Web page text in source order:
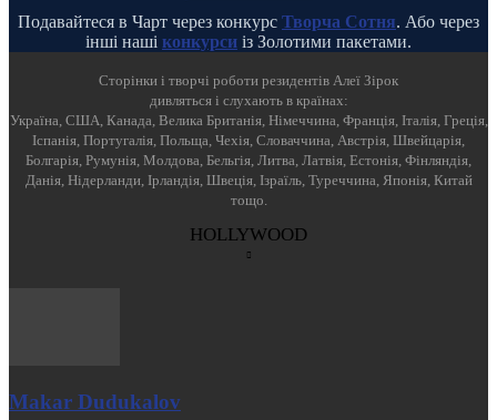
Подавайтеся в Чарт через конкурс Творча Сотня. Або через
інші наші конкурси із Золотими пакетами.
Cторінки і творчі роботи резидентів Алеї Зірок
дивляться і слухають в країнах:
Україна, США, Канада, Велика Британія, Німеччина, Франція, Італія, Греція,
Іспанія, Португалія, Польща, Чехія, Словаччина, Австрія, Швейцарія,
Болгарія, Румунія, Молдова, Бельгія, Литва, Латвія, Естонія, Фінляндія,
Данія, Нідерланди, Ірландія, Швеція, Ізраїль, Туреччина, Японія, Китай
тощо.
HOLLYWOOD
Makar Dudukalov